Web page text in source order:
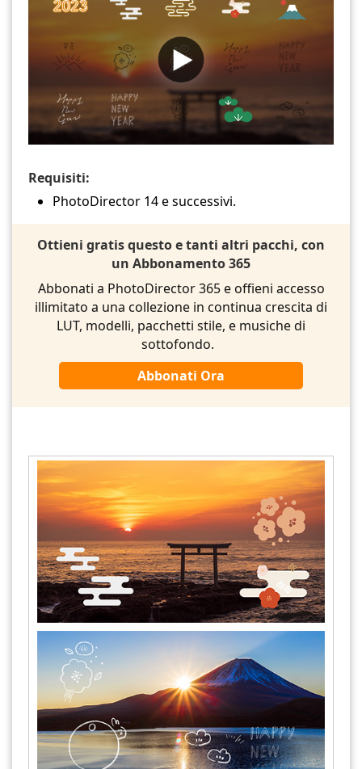
Requisiti:
PhotoDirector 14 e successivi.
Ottieni gratis questo e tanti altri pacchi, con
un Abbonamento 365
Abbonati a PhotoDirector 365 e offieni accesso
illimitato a una collezione in continua crescita di
LUT, modelli, pacchetti stile, e musiche di
sottofondo.
Abbonati Ora